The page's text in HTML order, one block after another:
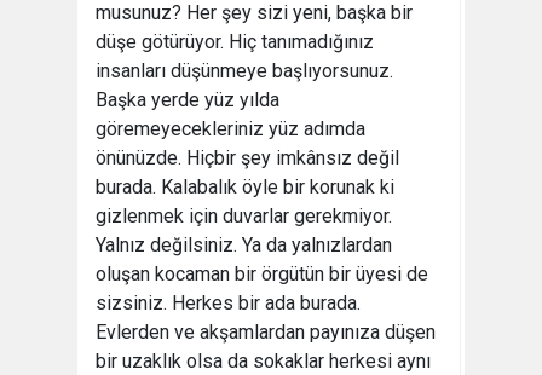
musunuz? Her şey sizi yeni, başka bir
düşe götürüyor. Hiç tanımadığınız
insanları düşünmeye başlıyorsunuz.
Başka yerde yüz yılda
göremeyecekleriniz yüz adımda
önünüzde. Hiçbir şey imkânsız değil
burada. Kalabalık öyle bir korunak ki
gizlenmek için duvarlar gerekmiyor.
Yalnız değilsiniz. Ya da yalnızlardan
oluşan kocaman bir örgütün bir üyesi de
sizsiniz. Herkes bir ada burada.
Evlerden ve akşamlardan payınıza düşen
bir uzaklık olsa da sokaklar herkesi aynı